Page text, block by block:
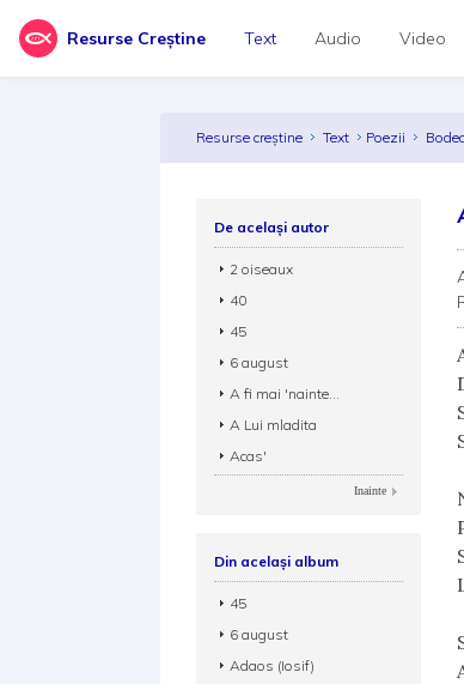
Resurse Creștine Text Audio Video
Resurse creștine Text Poezii
De același autor
2 oiseaux
40
45
6 august
A fi mai 'nainte...
A Lui mladita
Acas'
Inainte
Din același album
45
6 august
Adaos (Iosif)